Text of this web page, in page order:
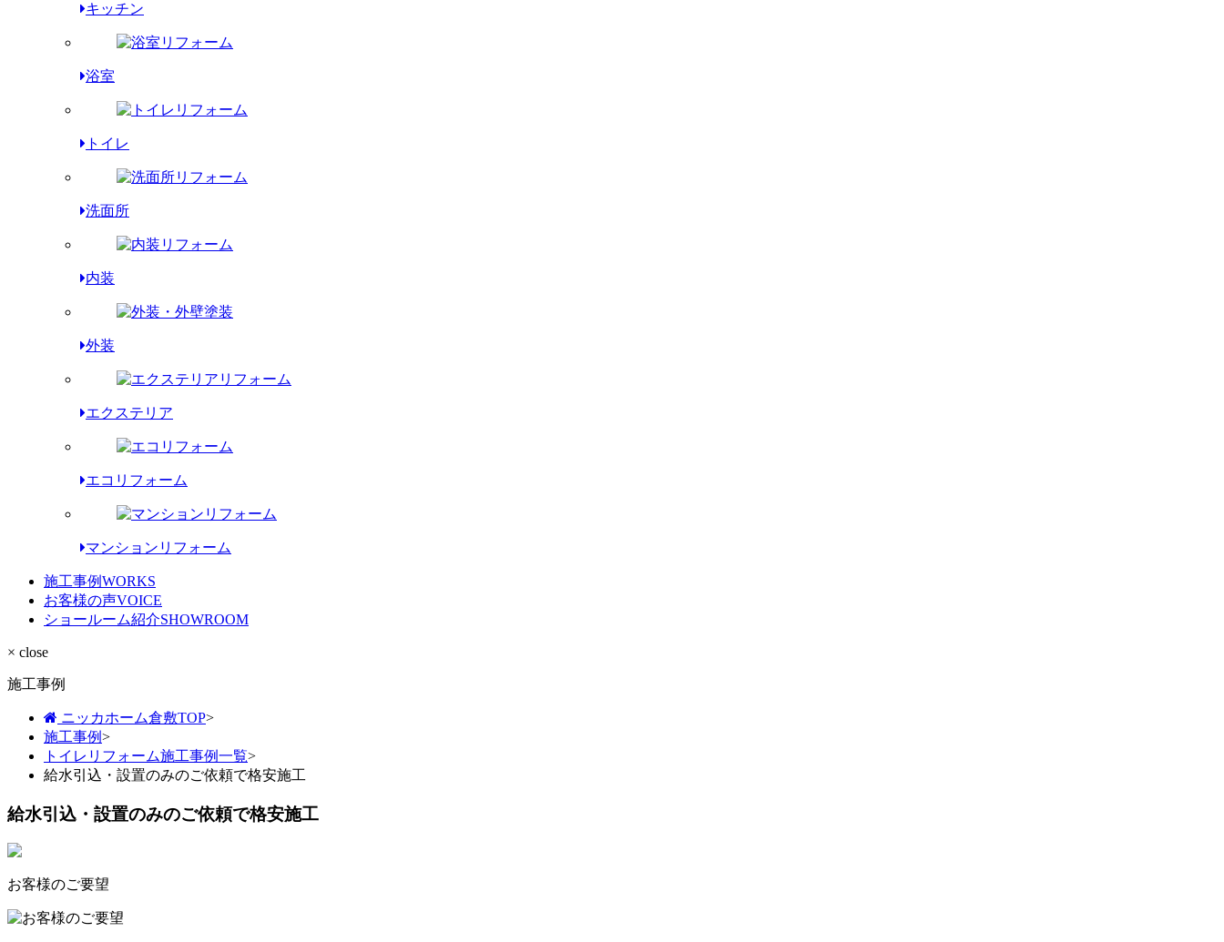
キッチン
浴室
トイレ
洗面所
内装
外装
エクステリア
エコリフォーム
マンションリフォーム
施工事例WORKS
お客様の声VOICE
ショールーム紹介SHOWROOM
× close
施工事例
ニッカホーム倉敷TOP>
施工事例>
トイレリフォーム施工事例一覧>
給水引込・設置のみのご依頼で格安施工
給水引込・設置のみのご依頼で格安施工
お客様のご要望